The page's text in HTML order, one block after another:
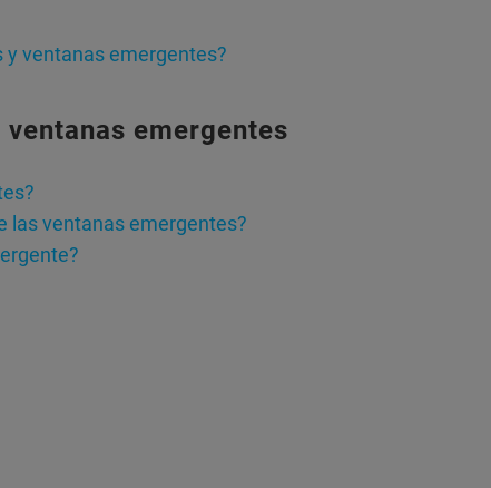
y ventanas emergentes?
emergentes
las ventanas emergentes?